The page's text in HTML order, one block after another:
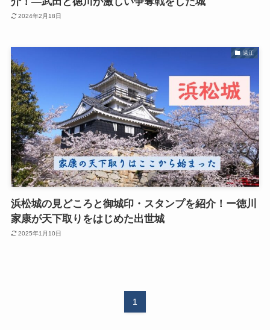
2024年2月18日
遠江
浜松城の見どころと御城印・スタンプを紹介！ー徳川
家康が天下取りをはじめた出世城
2025年1月10日
1